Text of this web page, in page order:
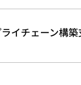
イチェーン構